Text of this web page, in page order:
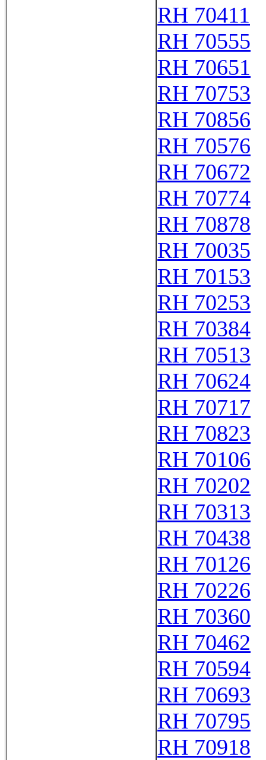
RH 70411
RH 70555
RH 70651
RH 70753
RH 70856
RH 70576
RH 70672
RH 70774
RH 70878
RH 70035
RH 70153
RH 70253
RH 70384
RH 70513
RH 70624
RH 70717
RH 70823
RH 70106
RH 70202
RH 70313
RH 70438
RH 70126
RH 70226
RH 70360
RH 70462
RH 70594
RH 70693
RH 70795
RH 70918